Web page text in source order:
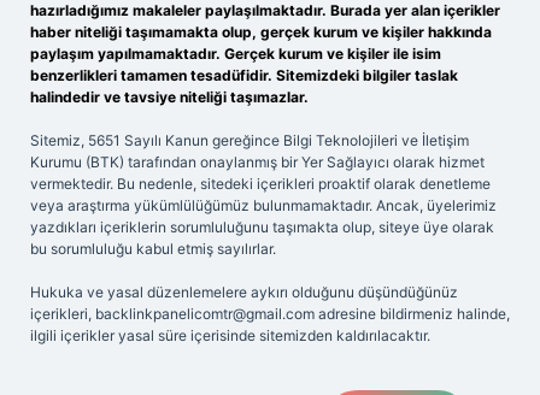
hazırladığımız makaleler paylaşılmaktadır. Burada yer alan içerikler
haber niteliği taşımamakta olup, gerçek kurum ve kişiler hakkında
paylaşım yapılmamaktadır. Gerçek kurum ve kişiler ile isim
benzerlikleri tamamen tesadüfidir. Sitemizdeki bilgiler taslak
halindedir ve tavsiye niteliği taşımazlar.
Sitemiz, 5651 Sayılı Kanun gereğince Bilgi Teknolojileri ve İletişim
Kurumu (BTK) tarafından onaylanmış bir Yer Sağlayıcı olarak hizmet
vermektedir. Bu nedenle, sitedeki içerikleri proaktif olarak denetleme
veya araştırma yükümlülüğümüz bulunmamaktadır. Ancak, üyelerimiz
yazdıkları içeriklerin sorumluluğunu taşımakta olup, siteye üye olarak
bu sorumluluğu kabul etmiş sayılırlar.
Hukuka ve yasal düzenlemelere aykırı olduğunu düşündüğünüz
içerikleri, backlinkpanelicomtr@gmail.com adresine bildirmeniz halinde,
ilgili içerikler yasal süre içerisinde sitemizden kaldırılacaktır.